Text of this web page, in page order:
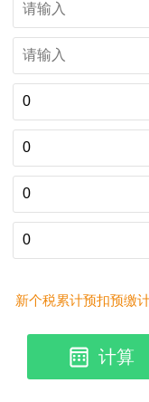
新个税累计预扣预缴
计算